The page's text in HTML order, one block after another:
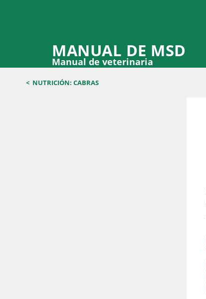
MANUAL DE MSD
Manual de veterinaria
< NUTRICIÓN: CABRAS